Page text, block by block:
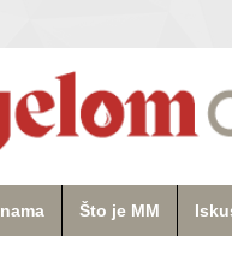
Što je MM